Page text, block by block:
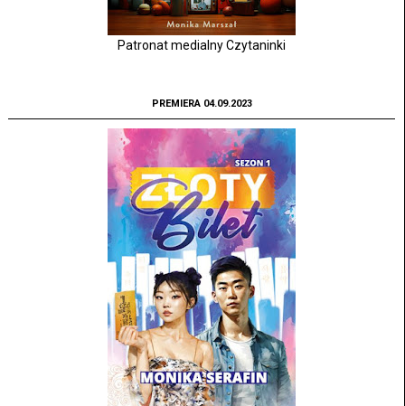
Patronat medialny Czytaninki
PREMIERA 04.09.2023